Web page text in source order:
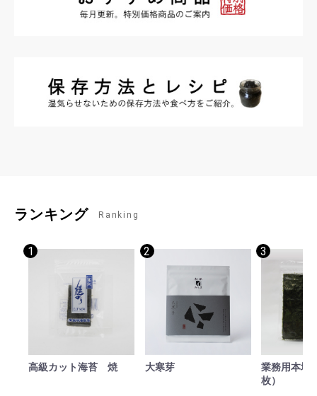
ランキング Ranking
1
高級カット海苔 焼
2
大寒芽
3
業務用本場
枚）